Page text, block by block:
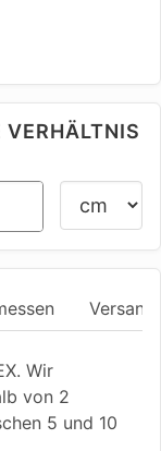
VERHÄLTNIS
Wir
von 2
5 und 10